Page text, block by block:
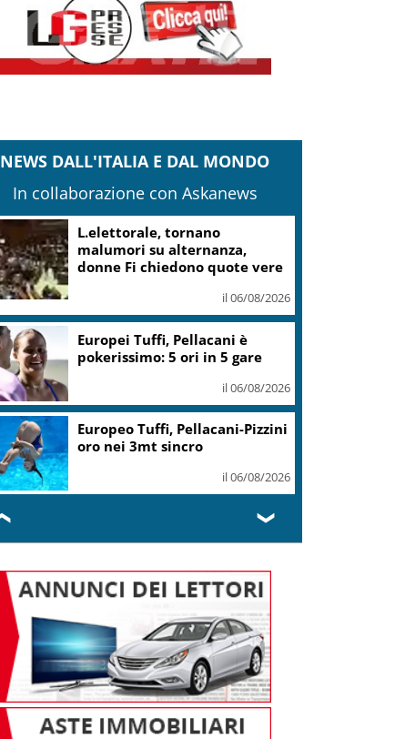
NEWS DALL'ITALIA E DAL MONDO
In collaborazione con Askanews
Mattarella: le canzoni di
Guccini parlano di giustizia e
uguaglianza
il 06/08/2026
Guccini, Mattarella: sue
canzoni parlano di giustizia e
il 06/08/2026
Mediobanca sigla il I semestre
il 06/08/2026